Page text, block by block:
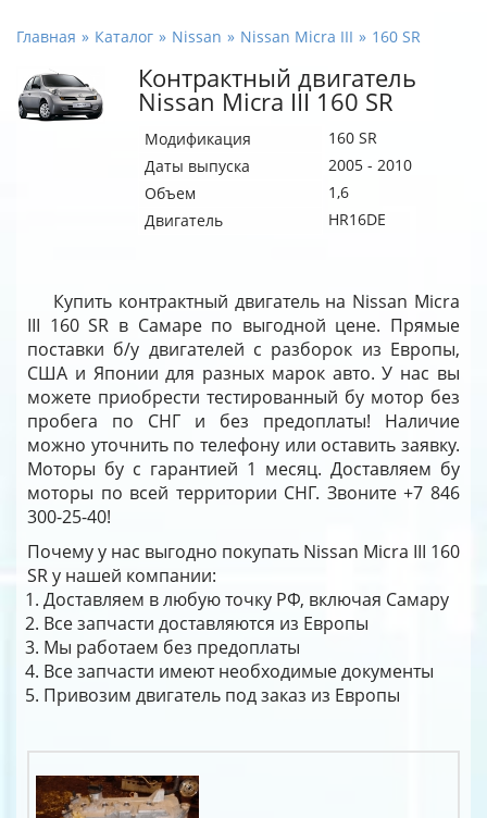
Главная Каталог Nissan Nissan Micra III 160 SR
Контрактный двигатель
Nissan Micra III 160 SR
Модификация
160 SR
Даты выпуска
2005 - 2010
Объем
1,6
Двигатель
HR16DE
Купить контрактный двигатель на Nissan Micra
III 160 SR в Самаре по выгодной цене. Прямые
поставки б/у двигателей с разборок из Европы,
США и Японии для разных марок авто. У нас вы
можете приобрести тестированный бу мотор без
пробега по СНГ и без предоплаты! Наличие
можно уточнить по телефону или оставить заявку.
Моторы бу с гарантией 1 месяц. Доставляем бу
моторы по всей территории СНГ. Звоните +7 846
300-25-40!
Почему у нас выгодно покупать Nissan Micra III 160
SR у нашей компании:
Доставляем в любую точку РФ, включая Самару
Все запчасти доставляются из Европы
Мы работаем без предоплаты
Все запчасти имеют необходимые документы
Привозим двигатель под заказ из Европы